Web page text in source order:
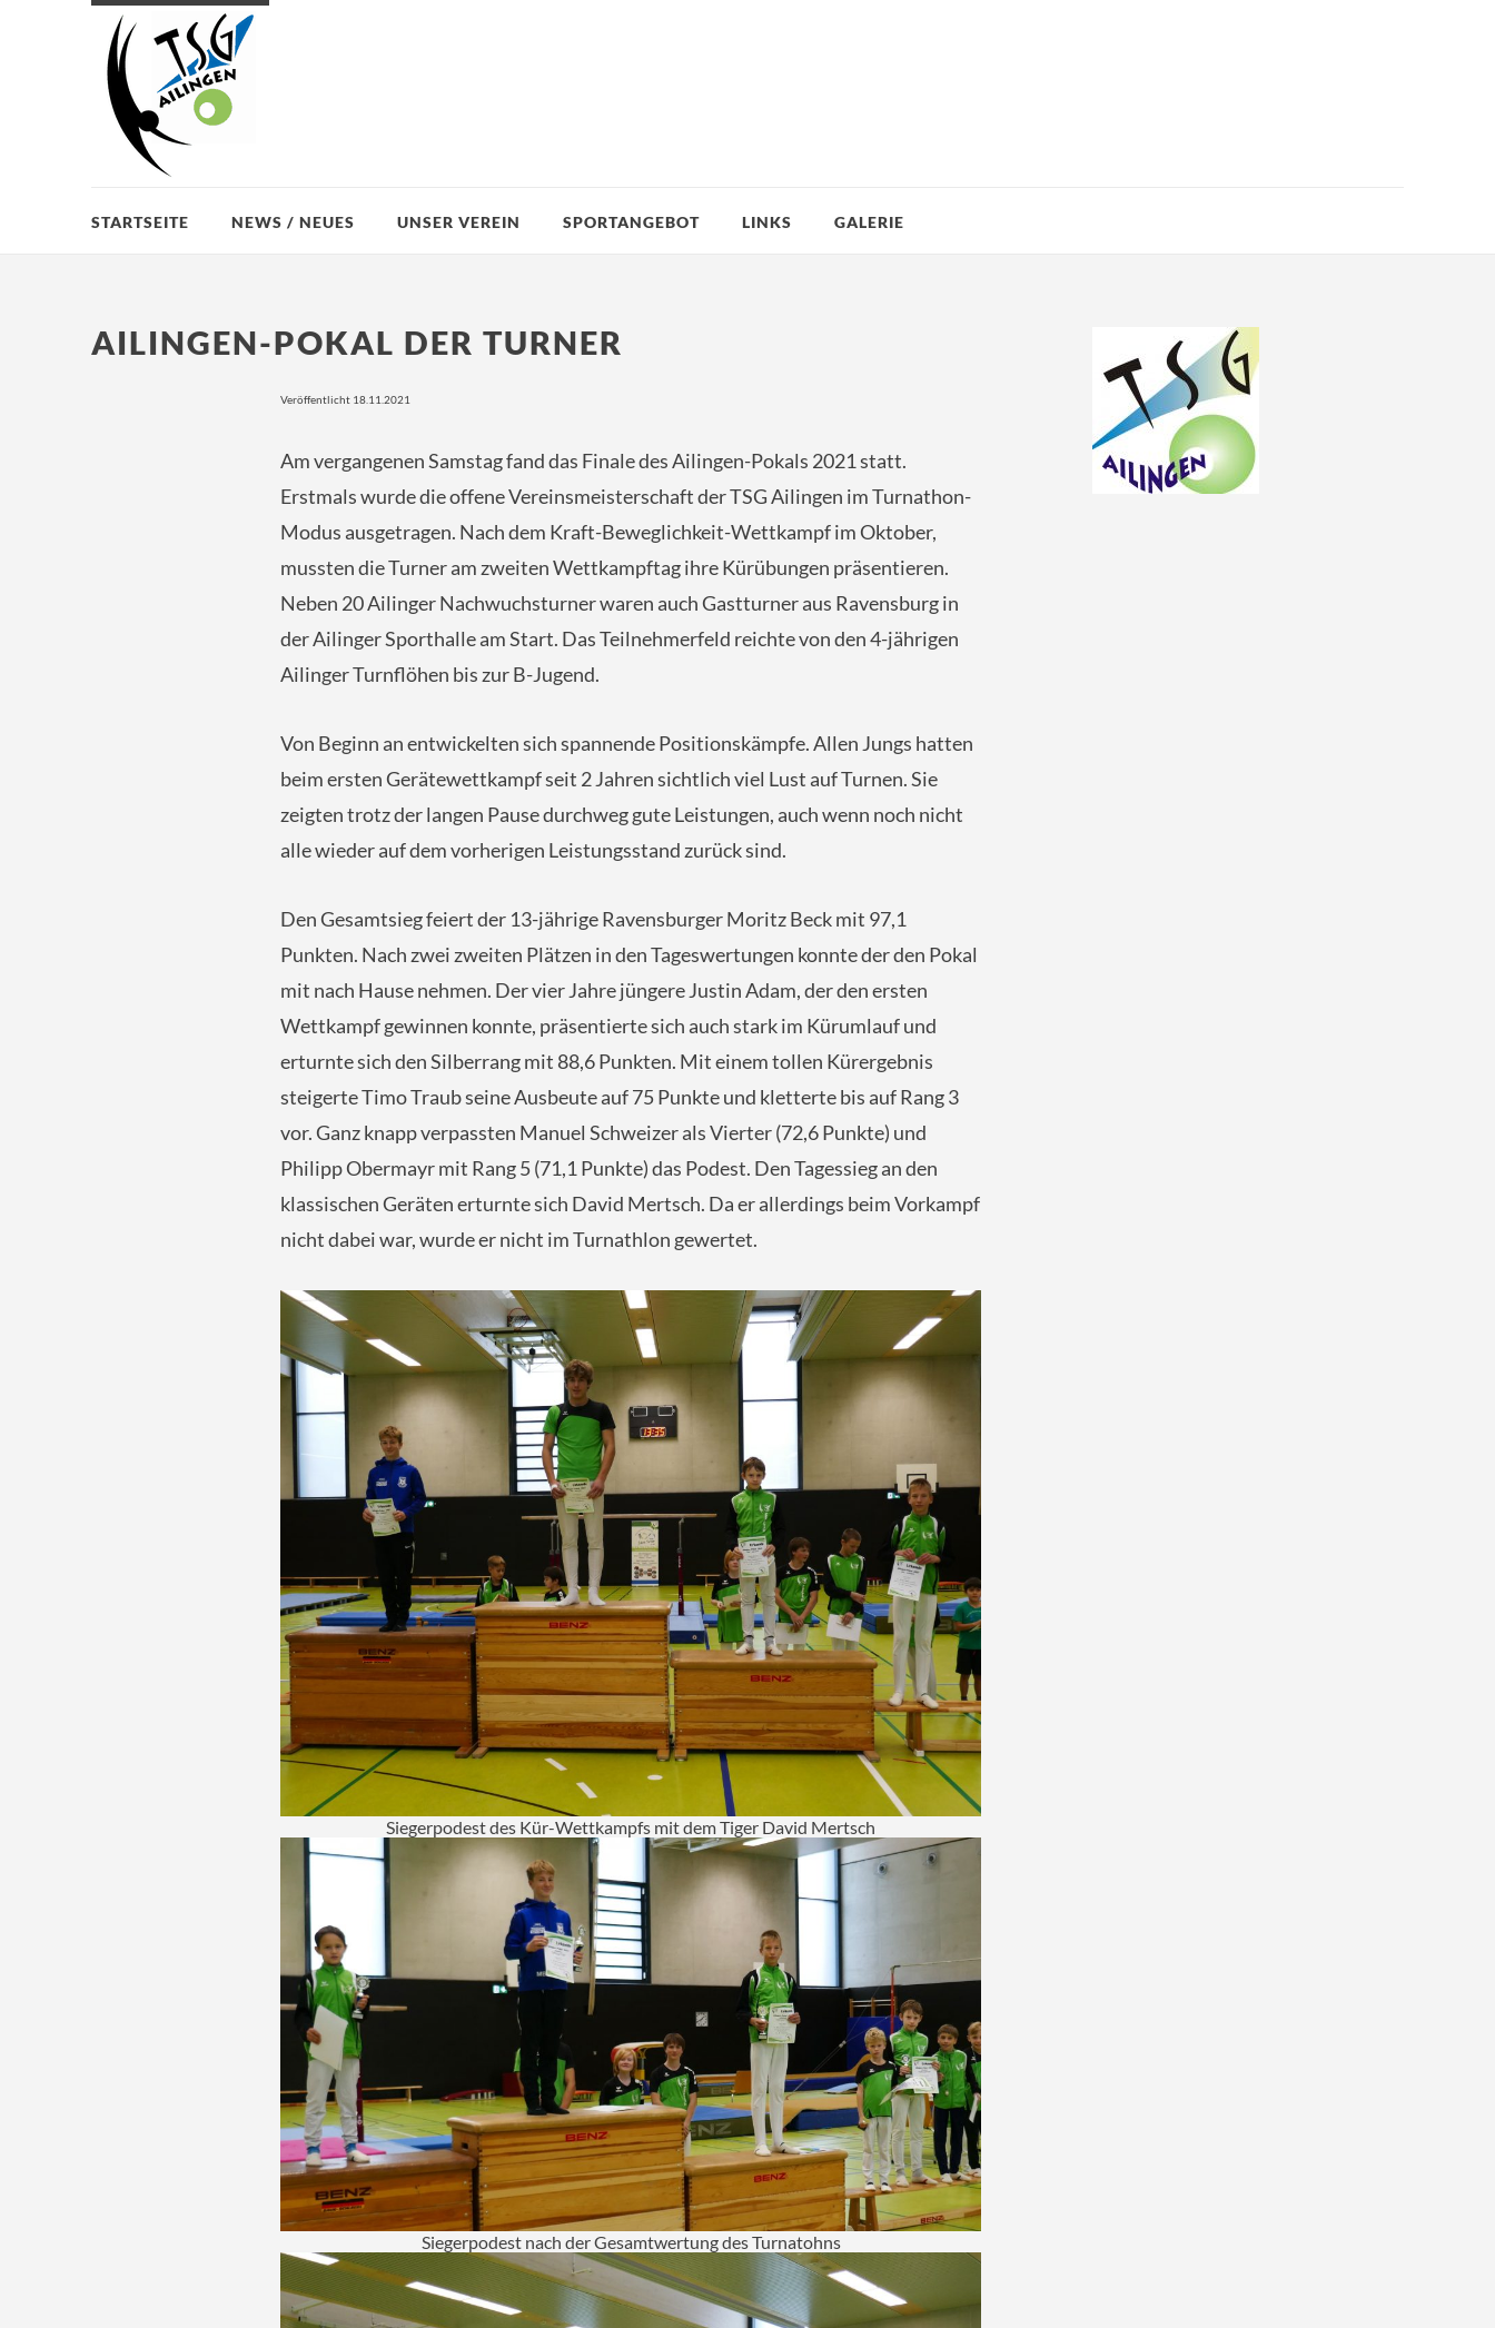
STARTSEITE NEWS / NEUES UNSER VEREIN SPORTANGEBOT LINKS GALERIE
AILINGEN-POKAL DER TURNER
Veröffentlicht 18.11.2021
Am vergangenen Samstag fand das Finale des Ailingen-Pokals 2021 statt.
Erstmals wurde die offene Vereinsmeisterschaft der TSG Ailingen im Turnathon-
Modus ausgetragen. Nach dem Kraft-Beweglichkeit-Wettkampf im Oktober,
mussten die Turner am zweiten Wettkampftag ihre Kürübungen präsentieren.
Neben 20 Ailinger Nachwuchsturner waren auch Gastturner aus Ravensburg in
der Ailinger Sporthalle am Start. Das Teilnehmerfeld reichte von den 4-jährigen
Ailinger Turnflöhen bis zur B-Jugend.
Von Beginn an entwickelten sich spannende Positionskämpfe. Allen Jungs hatten
beim ersten Gerätewettkampf seit 2 Jahren sichtlich viel Lust auf Turnen. Sie
zeigten trotz der langen Pause durchweg gute Leistungen, auch wenn noch nicht
alle wieder auf dem vorherigen Leistungsstand zurück sind.
Den Gesamtsieg feiert der 13-jährige Ravensburger Moritz Beck mit 97,1
Punkten. Nach zwei zweiten Plätzen in den Tageswertungen konnte der den Pokal
mit nach Hause nehmen. Der vier Jahre jüngere Justin Adam, der den ersten
Wettkampf gewinnen konnte, präsentierte sich auch stark im Kürumlauf und
erturnte sich den Silberrang mit 88,6 Punkten. Mit einem tollen Kürergebnis
steigerte Timo Traub seine Ausbeute auf 75 Punkte und kletterte bis auf Rang 3
vor. Ganz knapp verpassten Manuel Schweizer als Vierter (72,6 Punkte) und
Philipp Obermayr mit Rang 5 (71,1 Punkte) das Podest. Den Tagessieg an den
klassischen Geräten erturnte sich David Mertsch. Da er allerdings beim Vorkampf
nicht dabei war, wurde er nicht im Turnathlon gewertet.
Siegerpodest des Kür-Wettkampfs mit dem Tiger David Mertsch
Siegerpodest nach der Gesamtwertung des Turnatohns